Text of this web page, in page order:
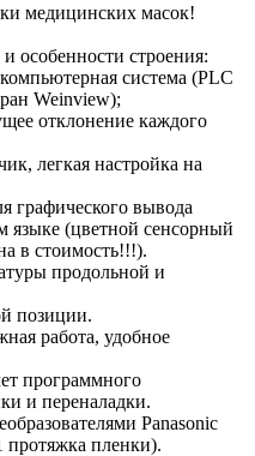
медицинских масок!
особенности строения:
система (PLC
Weinview);
отклонение каждого
легкая настройка на
графического вывода
языке (цветной сенсорный
в стоимость!!!).
продольной и
позиции.
работа, удобное
программного
и переналадки.
Panasonic
протяжка пленки).